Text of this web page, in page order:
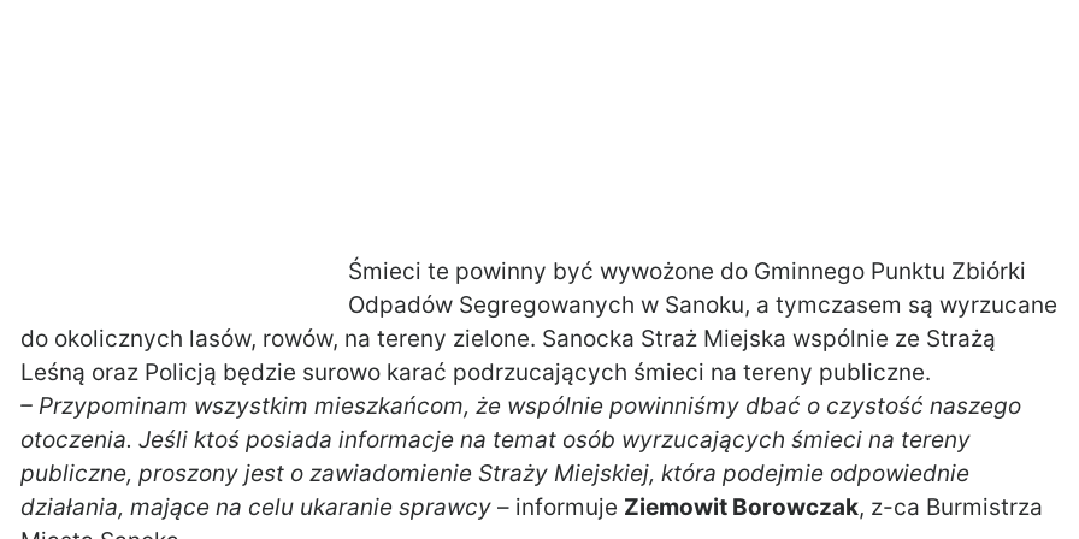
Śmieci te powinny być wywożone do Gminnego Punktu Zbiórki
Odpadów Segregowanych w Sanoku, a tymczasem są wyrzucane
do okolicznych lasów, rowów, na tereny zielone. Sanocka Straż Miejska wspólnie ze Strażą
Leśną oraz Policją będzie surowo karać podrzucających śmieci na tereny publiczne.
– Przypominam wszystkim mieszkańcom, że wspólnie powinniśmy dbać o czystość naszego
otoczenia. Jeśli ktoś posiada informacje na temat osób wyrzucających śmieci na tereny
publiczne, proszony jest o zawiadomienie Straży Miejskiej, która podejmie odpowiednie
działania, mające na celu ukaranie sprawcy – informuje Ziemowit Borowczak, z-ca Burmistrza